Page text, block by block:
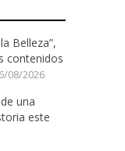
Belleza”,
contenidos
08/2026
una
este